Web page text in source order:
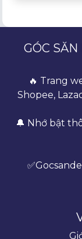
GÓC
🔥 Trang
Shopee,
🔔 Nhớ bật